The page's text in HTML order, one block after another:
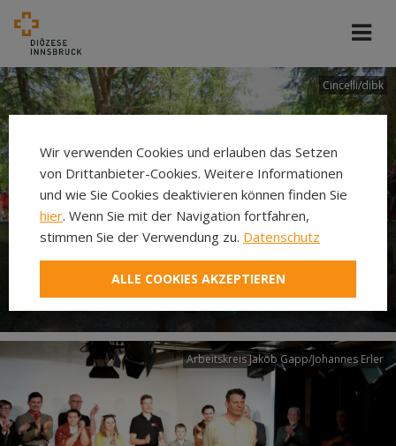
Cincelli/dibk
Neuer Pilgerweg Via
Laudato si’
Arbeitskreis Jakob Gapp/Johannes Erler
Wir verwenden Cookies und erlauben das Setzen
von Drittanbieter-Cookies. Weitere Informationen
und wie Sie Cookies deaktivieren können finden Sie
hier. Wenn Sie mit der Navigation fortfahren,
stimmen Sie der Verwendung zu. Datenschutz
ALLE COOKIES AKZEPTIEREN